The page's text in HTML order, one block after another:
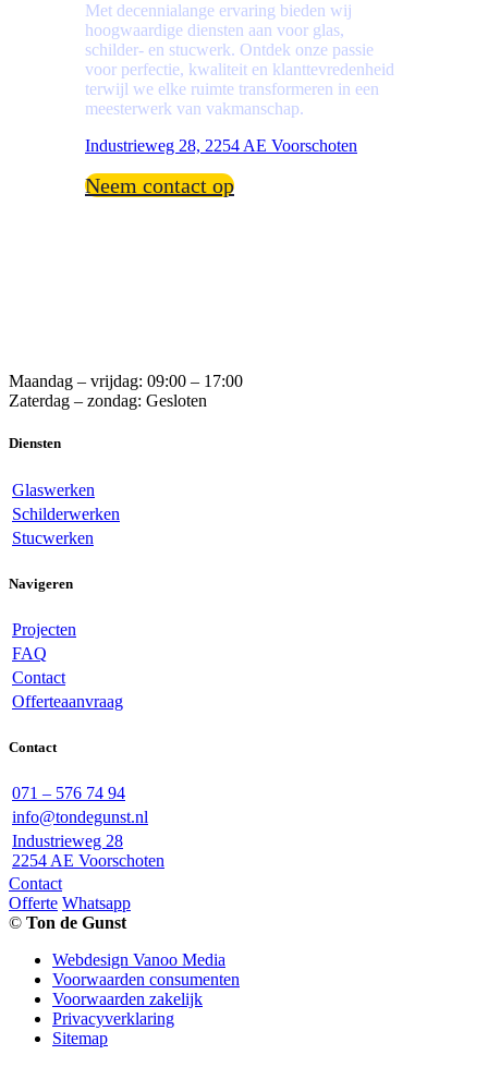
Met decennialange ervaring bieden wij
hoogwaardige diensten aan voor glas,
schilder- en stucwerk. Ontdek onze passie
voor perfectie, kwaliteit en klanttevredenheid
terwijl we elke ruimte transformeren in een
meesterwerk van vakmanschap.
Industrieweg 28, 2254 AE Voorschoten
Neem contact op
Maandag – vrijdag: 09:00 – 17:00
Zaterdag – zondag: Gesloten
Diensten
Glaswerken
Schilderwerken
Stucwerken
Navigeren
Projecten
FAQ
Contact
Offerteaanvraag
Contact
071 – 576 74 94
info@tondegunst.nl
Industrieweg 28
2254 AE Voorschoten
Contact
Offerte Whatsapp
© Ton de Gunst
Webdesign Vanoo Media
Voorwaarden consumenten
Voorwaarden zakelijk
Privacyverklaring
Sitemap